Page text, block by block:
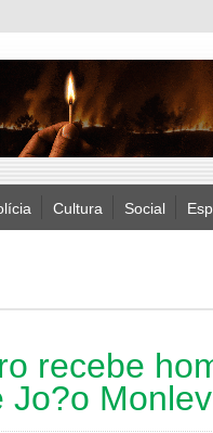
Cultura Social
recebe
Jo?o